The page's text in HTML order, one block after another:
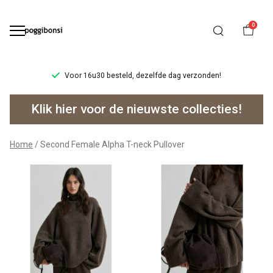
0
Voor 16u30 besteld, dezelfde dag verzonden!
Second
Female
Alpha
neck
Pullover
Klik hier voor de nieuwste collecties!
Home Second Female Alpha T-neck Pullover